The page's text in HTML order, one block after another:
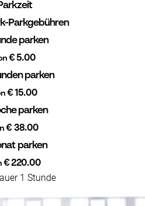
Parkgebühren
parken
€ 5.00
parken
€ 15.00
parken
€ 38.00
parken
€ 220.00
1 Stunde